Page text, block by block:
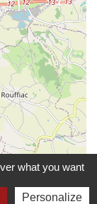
Leaflet
what you want
Personalize